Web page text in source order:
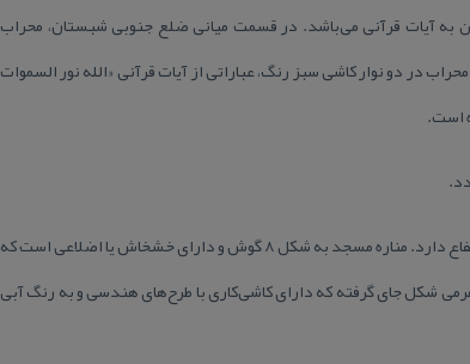
خطوط نسخ و مزین به آیات قرآنی می‌باشد. در قسمت میانی ضلع جنوبی شبستان، محراب
است. داخل محراب در دو نوار كاشی سبز رنگ، عباراتی از آیات قرآنی «الله نور السموات
است.
در قسمت شمال شرقی مسجد، مناره زیبای مسجد با بدنه آجری جای گرفته كه ۱۸ متر ارتفاع دارد. مناره مسجد به شكل ۸ گوش و دارای خشخاش یا اضلاعی است كه
شكل جای گرفته كه دارای كاشی‌كاری با طرح‌های هندسی و به رنگ آبی